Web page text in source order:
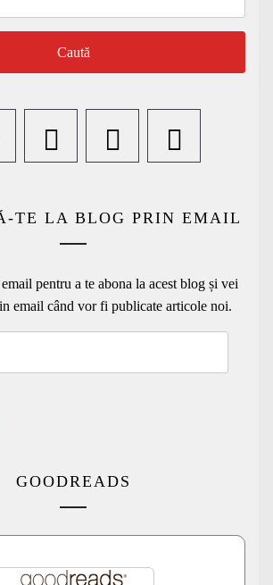
TE LA BLOG PRIN EMAIL
pentru a te abona la acest blog și vei
email când vor fi publicate articole noi.
GOODREADS